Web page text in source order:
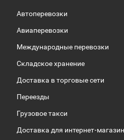
Автоперевозки
Авиаперевозки
Международные перевозки
Складское хранение
Доставка в торговые сети
Переезды
Грузовое такси
Доставка для интернет-